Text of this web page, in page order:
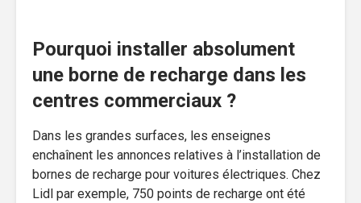
Pourquoi installer absolument
une borne de recharge dans les
centres commerciaux ?
Dans les grandes surfaces, les enseignes
enchaînent les annonces relatives à l’installation de
bornes de recharge pour voitures électriques. Chez
Lidl par exemple, 750 points de recharge ont été